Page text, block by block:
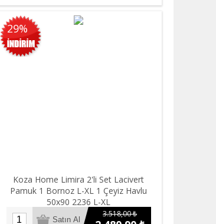
29%
Koza Home Limira 2'li Set Lacivert
Pamuk 1 Bornoz L-XL 1 Çeyiz Havlu
50x90 2236 L-XL
3.518,00 ₺